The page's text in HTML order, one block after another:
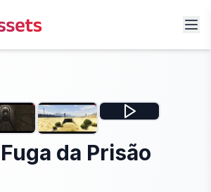
da Prisão